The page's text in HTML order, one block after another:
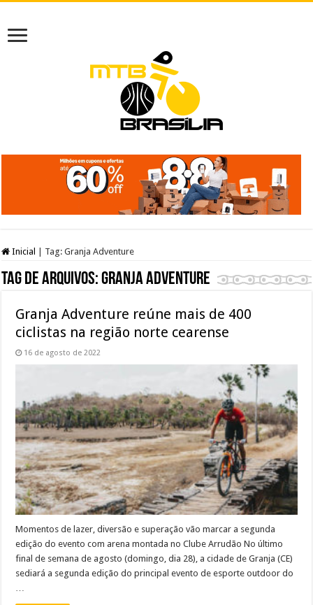
Inicial Tag:Granja Adventure
Tag de arquivos:Granja Adventure
Granja Adventure reúne mais de 400
ciclistas na região norte cearense
16 de agosto de 2022
Momentos de lazer, diversão e superação vão marcar a segunda
edição do evento com arena montada no Clube Arrudão No último
final de semana de agosto (domingo, dia 28), a cidade de Granja (CE)
sediará a segunda edição do principal evento de esporte outdoor do